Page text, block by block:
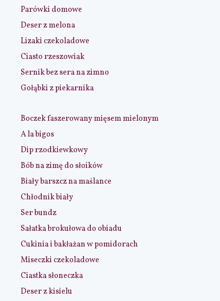
Parówki domowe
Deser z melona
Lizaki czekoladowe
Ciasto rzeszowiak
Sernik bez sera na zimno
Gołąbki z piekarnika
Boczek faszerowany mięsem mielonym
A la bigos
Dip rzodkiewkowy
Bób na zimę do słoików
Biały barszcz na maślance
Chłodnik biały
Ser bundz
Sałatka brokułowa do obiadu
Cukinia i bakłażan w pomidorach
Miseczki czekoladowe
Ciastka słoneczka
Deser z kisielu